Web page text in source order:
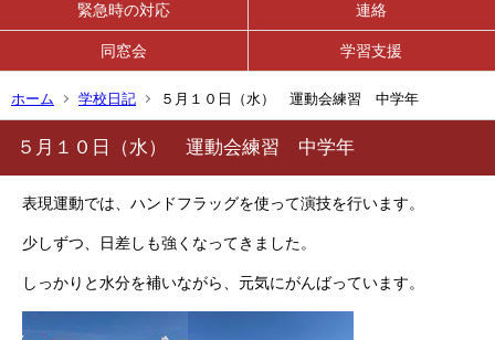
緊急時の対応 連絡
同窓会 学習支援
ホーム 学校日記 ５月１０日（水） 運動会練習 中学年
５月１０日（水） 運動会練習 中学年
表現運動では、ハンドフラッグを使って演技を行います。
少しずつ、日差しも強くなってきました。
しっかりと水分を補いながら、元気にがんばっています。